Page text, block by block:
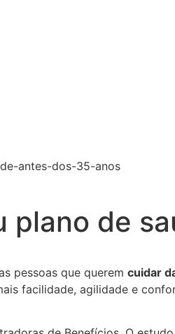
plano de
pessoas que querem cuidar
facilidade, agilidade e